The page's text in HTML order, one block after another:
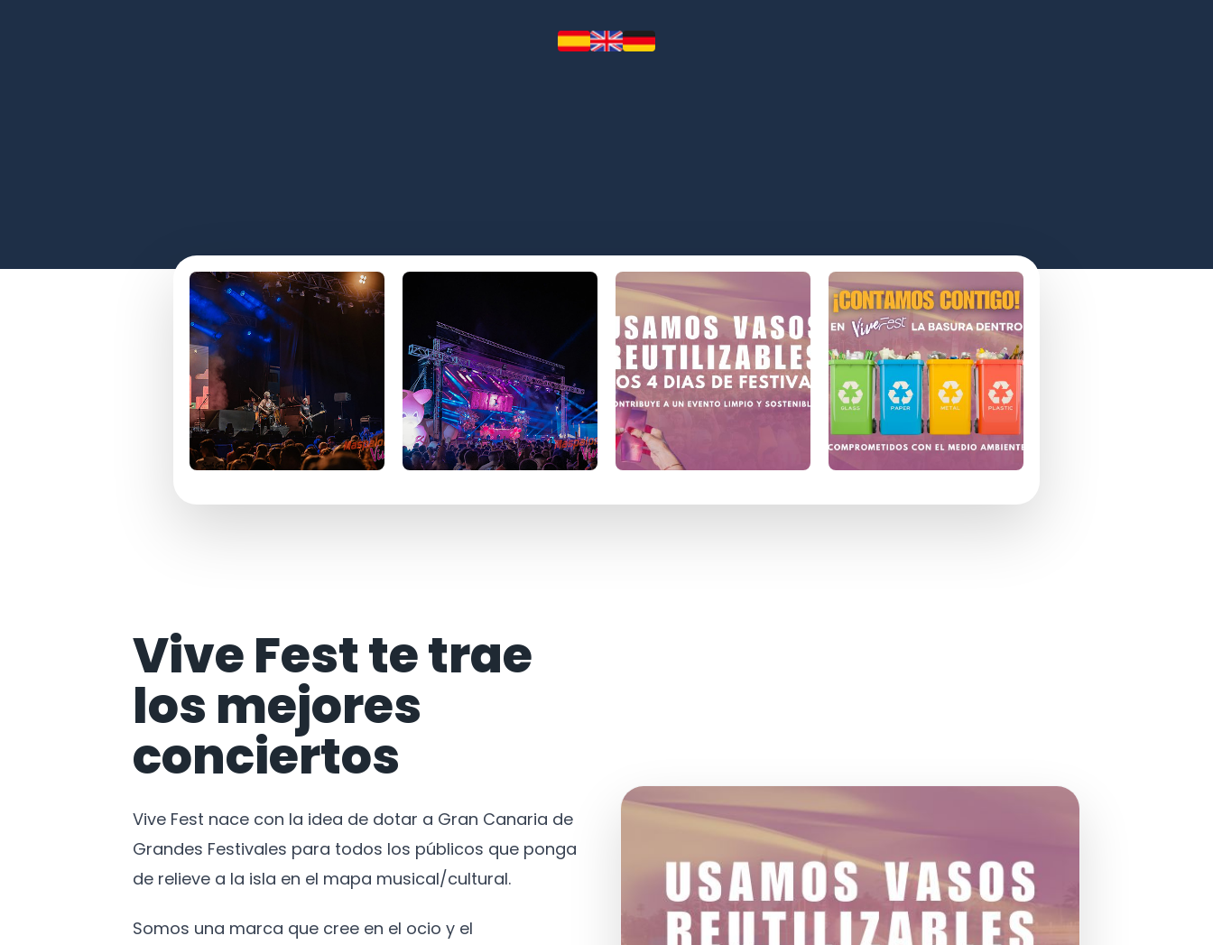
Vive Fest te trae
los mejores
conciertos
Vive Fest nace con la idea de dotar a Gran Canaria de
Grandes Festivales para todos los públicos que ponga
de relieve a la isla en el mapa musical/cultural.
Somos una marca que cree en el ocio y el